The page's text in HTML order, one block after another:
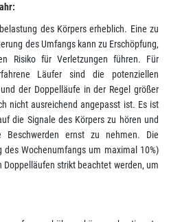
des Körpers erheblich. Eine zu
des Umfangs kann zu Erschöpfung,
Risiko für Verletzungen führen. Für
Läufer sind die potenziellen
der Doppelläufe in der Regel größer
nicht ausreichend angepasst ist. Es ist
die Signale des Körpers zu hören und
Beschwerden ernst zu nehmen. Die
des Wochenumfangs um maximal 10%)
strikt beachtet werden, um